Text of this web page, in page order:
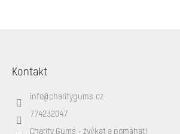
Kontakt
info@ charitygums.cz
774232047
Charity Gums - žvýkat a pomáhat!